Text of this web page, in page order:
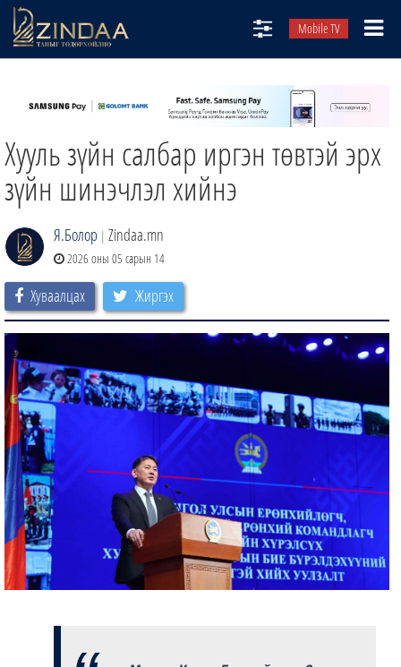
Mobile TV
ТВ8
ӨГЛӨӨНИЙ СОНИН
АУДИО ЗОХИОЛ
ЗИНДАА СЭТГҮҮЛ
Хууль зүйн салбар иргэн төвтэй эрх
зүйн шинэчлэл хийнэ
Я.Болор | Zindaa.mn
2026 оны 05 сарын 14
Хуваалцах Жиргэх